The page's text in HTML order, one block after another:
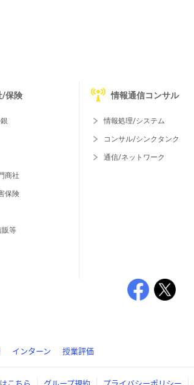
/保険
商社
保険
販等
情報通信コンサル
情報処理/システム
コンサル/シンクタンク
通信/ネットワーク
インターン 授業評価